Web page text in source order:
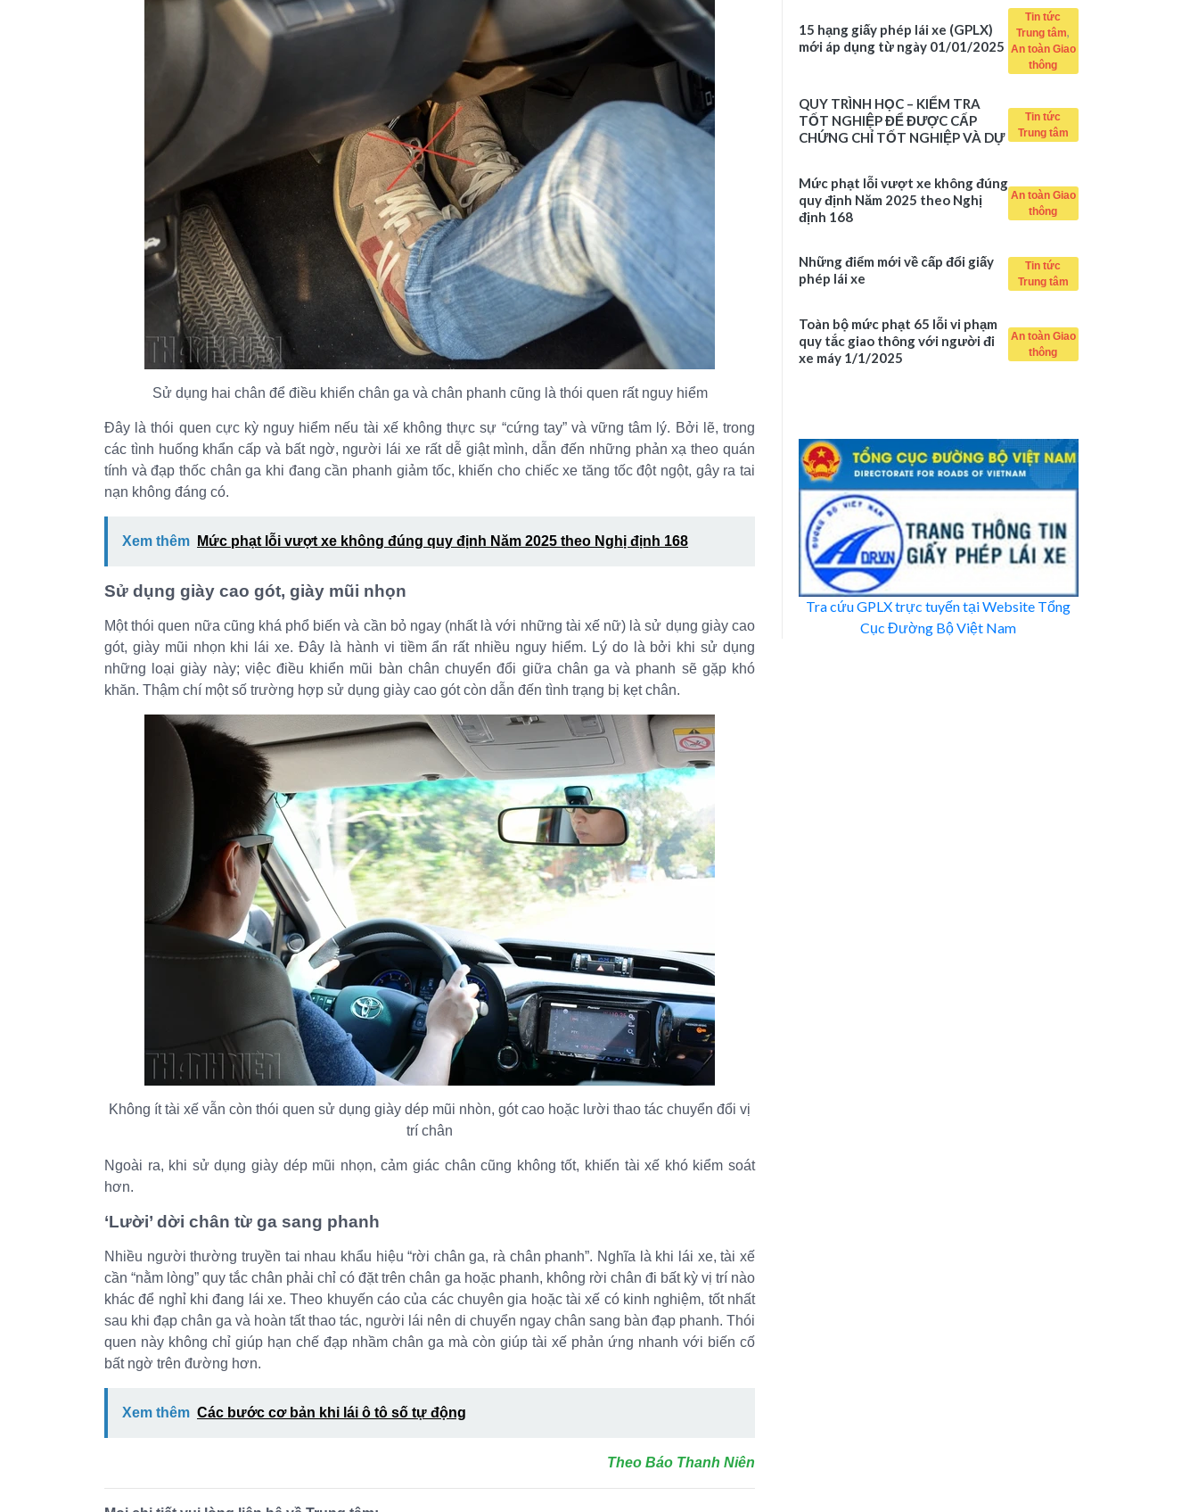
Sử dụng hai chân để điều khiển chân ga và chân phanh cũng là thói quen rất nguy hiểm
Đây là thói quen cực kỳ nguy hiểm nếu tài xế không thực sự “cứng tay” và vững tâm lý. Bởi lẽ, trong
các tình huống khẩn cấp và bất ngờ, người lái xe rất dễ giật mình, dẫn đến những phản xạ theo quán
tính và đạp thốc chân ga khi đang cần phanh giảm tốc, khiến cho chiếc xe tăng tốc đột ngột, gây ra tai
nạn không đáng có.
Xem thêm Mức phạt lỗi vượt xe không đúng quy định Năm 2025 theo Nghị định 168
Sử dụng giày cao gót, giày mũi nhọn
Một thói quen nữa cũng khá phổ biến và cần bỏ ngay (nhất là với những tài xế nữ) là sử dụng giày cao
gót, giày mũi nhọn khi lái xe. Đây là hành vi tiềm ẩn rất nhiều nguy hiểm. Lý do là bởi khi sử dụng
những loại giày này; việc điều khiển mũi bàn chân chuyển đổi giữa chân ga và phanh sẽ gặp khó
khăn. Thậm chí một số trường hợp sử dụng giày cao gót còn dẫn đến tình trạng bị kẹt chân.
Không ít tài xế vẫn còn thói quen sử dụng giày dép mũi nhòn, gót cao hoặc lười thao tác chuyển đổi vị
trí chân
Ngoài ra, khi sử dụng giày dép mũi nhọn, cảm giác chân cũng không tốt, khiến tài xế khó kiểm soát
hơn.
‘Lười’ dời chân từ ga sang phanh
Nhiều người thường truyền tai nhau khẩu hiệu “rời chân ga, rà chân phanh”. Nghĩa là khi lái xe, tài xế
cần “nằm lòng” quy tắc chân phải chỉ có đặt trên chân ga hoặc phanh, không rời chân đi bất kỳ vị trí nào
khác để nghỉ khi đang lái xe. Theo khuyến cáo của các chuyên gia hoặc tài xế có kinh nghiệm, tốt nhất
sau khi đạp chân ga và hoàn tất thao tác, người lái nên di chuyển ngay chân sang bàn đạp phanh. Thói
quen này không chỉ giúp hạn chế đạp nhầm chân ga mà còn giúp tài xế phản ứng nhanh với biến cố
bất ngờ trên đường hơn.
Xem thêm Các bước cơ bản khi lái ô tô số tự động
Theo Báo Thanh Niên
15 hạng giấy phép lái xe (GPLX)
mới áp dụng từ ngày 01/01/2025
Tin tức
Trung tâm,
An toàn Giao
thông
QUY TRÌNH HỌC – KIỂM TRA
TỐT NGHIỆP ĐỂ ĐƯỢC CẤP
CHỨNG CHỈ TỐT NGHIỆP VÀ DỰ
Tin tức
Trung tâm
Mức phạt lỗi vượt xe không đúng
quy định Năm 2025 theo Nghị
định 168
An toàn Giao
thông
Những điểm mới về cấp đổi giấy
phép lái xe
Tin tức
Trung tâm
Toàn bộ mức phạt 65 lỗi vi phạm
quy tắc giao thông với người đi
xe máy 1/1/2025
An toàn Giao
thông
Tra cứu GPLX trực tuyến tại Website Tổng
Cục Đường Bộ Việt Nam